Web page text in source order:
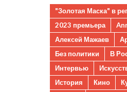
"Золотая Маска" в
2023 премьера
Алексей Мажаев
Без политики
В
Интервью
История
Кино